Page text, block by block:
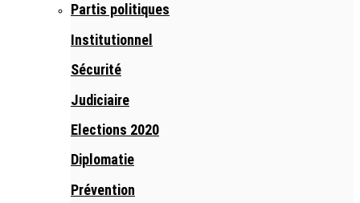
Partis politiques
Institutionnel
Sécurité
Judiciaire
Elections 2020
Diplomatie
Prévention